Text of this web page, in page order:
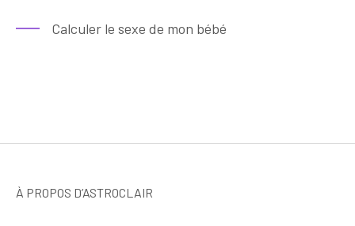
Calculer le sexe de mon bébé
À PROPOS D’ASTROCLAIR